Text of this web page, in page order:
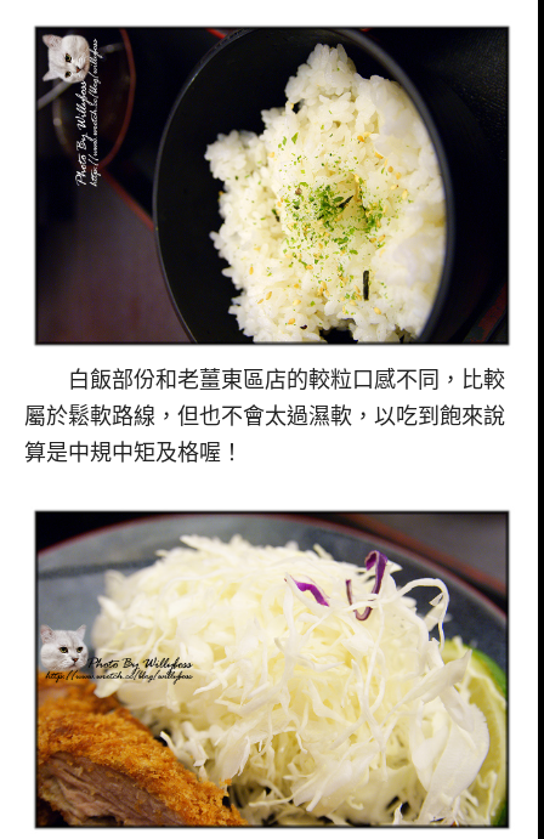
白飯部份和老薑東區店的較粒口感不同，比較
屬於鬆軟路線，但也不會太過濕軟，以吃到飽來說
算是中規中矩及格喔！